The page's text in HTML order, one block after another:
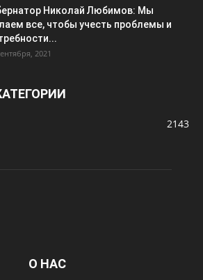
Николай Любимов: Мы
все, чтобы учесть проблемы и
2021
2143
О НАС